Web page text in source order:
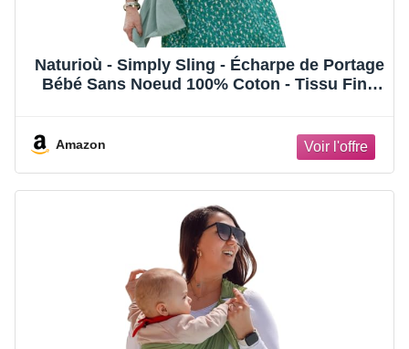
Naturioù - Simply Sling - Écharpe de Portage
Bébé Sans Noeud 100% Coton - Tissu Fin -
Amazon